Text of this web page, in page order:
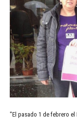
"El pasado 1 de febrero